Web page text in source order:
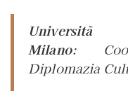
Milano:
Diplomazia